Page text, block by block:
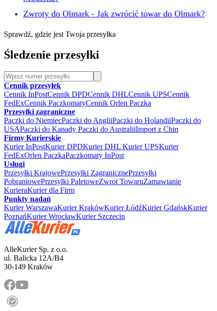
Zwroty do Olmark - Jak zwrócić towar do Olmark?
Sprawdź, gdzie jest Twoja przesyłka
Śledzenie przesyłki
Cennik przesyłek
Cennik InPostCennik DPDCennik DHLCennik UPSCennik
FedExCennik PaczkomatyCennik Orlen Paczka
Przesyłki zagraniczne
Paczki do NiemiecPaczki do AngliiPaczki do HolandiiPaczki do
USAPaczki do Kanady Paczki do AustraliiImport z Chin
Firmy Kurierskie
Kurier InPostKurier DPDKurier DHL Kurier UPSKurier
FedExOrlen PaczkaPaczkomaty InPost
Usługi
Przesyłki KrajowePrzesyłki ZagranicznePrzesyłki
PobraniowePrzesyłki PaletoweZwrot TowaruZamawianie
KurieraKurier dla Firm
Punkty nadań
Kurier WarszawaKurier KrakówKurier ŁódźKurier GdańskKurier
PoznańKurier WrocławKurier Szczecin
AlleKurier Sp. z o.o.
ul. Balicka 12A/B4
30-149 Kraków